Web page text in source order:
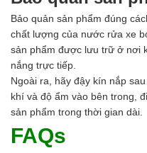
Bảo quản sản phẩm đúng
chất lượng của nước rửa xe
sản phẩm được lưu trữ ở nơi
nắng trực tiếp.
Ngoài ra, hãy đậy kín nắp
khí và độ ẩm vào bên trong,
sản phẩm trong thời gian dài.
FAQs